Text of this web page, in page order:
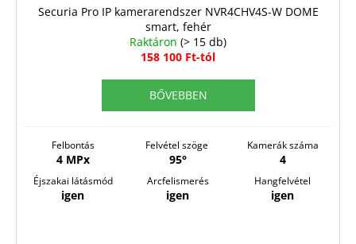
Securia Pro IP kamerarendszer NVR4CHV4S-W DOME
smart, fehér
Raktáron (> 15 db)
158 100 Ft-tól
BŐVEBBEN
Felbontás
4 MPx
Felvétel szöge
95°
Kamerák száma
4
Éjszakai látásmód
igen
Arcfelismerés
igen
Hangfelvétel
igen